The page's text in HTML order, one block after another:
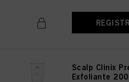
Scalp Clinix
Exfoliante